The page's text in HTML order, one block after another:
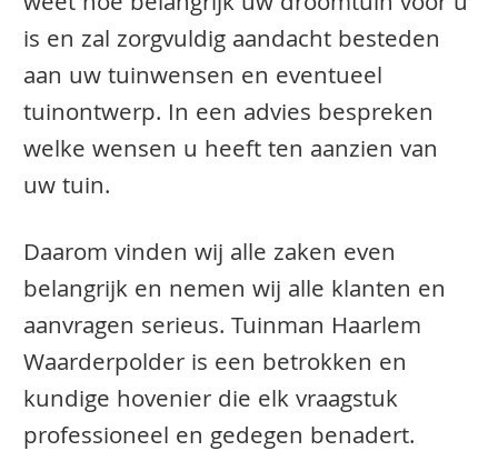
is en zal zorgvuldig aandacht besteden
aan uw tuinwensen en eventueel
tuinontwerp. In een advies bespreken
welke wensen u heeft ten aanzien van
uw tuin.
Daarom vinden wij alle zaken even
belangrijk en nemen wij alle klanten en
aanvragen serieus. Tuinman Haarlem
Waarderpolder is een betrokken en
kundige hovenier die elk vraagstuk
professioneel en gedegen benadert.